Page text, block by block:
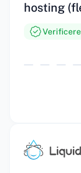
hosting